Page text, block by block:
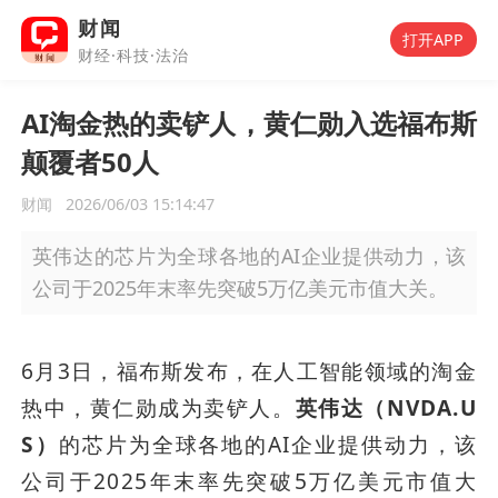
财闻
财经·科技·法治
打开APP
AI淘金热的卖铲人，黄仁勋入选福布斯
颠覆者50人
财闻 2026/06/03 15:14:47
英伟达的芯片为全球各地的AI企业提供动力，该
公司于2025年末率先突破5万亿美元市值大关。
6月3日，福布斯发布，在人工智能领域的淘金
热中，黄仁勋成为卖铲人。 英伟达（NVDA.U
S） 的芯片为全球各地的AI企业提供动力，该
公司于2025年末率先突破5万亿美元市值大